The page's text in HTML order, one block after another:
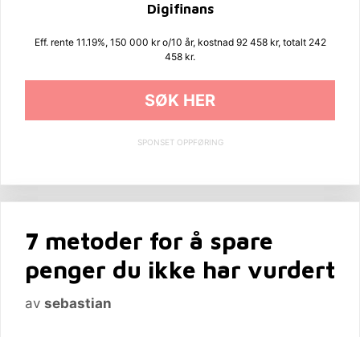
Digifinans
Eff. rente 11.19%, 150 000 kr o/10 år, kostnad 92 458 kr, totalt 242
458 kr.
SØK HER
SPONSET OPPFØRING
7 metoder for å spare
penger du ikke har vurdert
av sebastian